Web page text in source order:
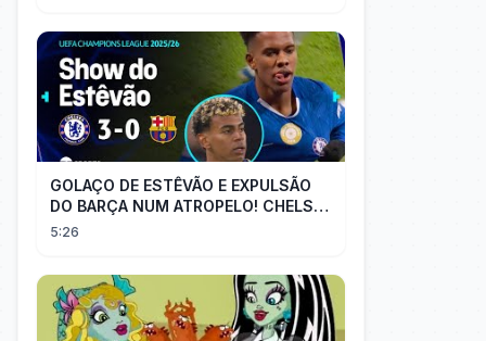
GOLAÇO DE ESTÊVÃO E EXPULSÃO
DO BARÇA NUM ATROPELO! CHELSEA
3X0 BARCELONA - MELHORES
5:26